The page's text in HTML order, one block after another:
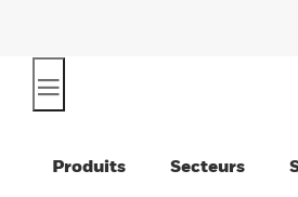
Produits Secteurs